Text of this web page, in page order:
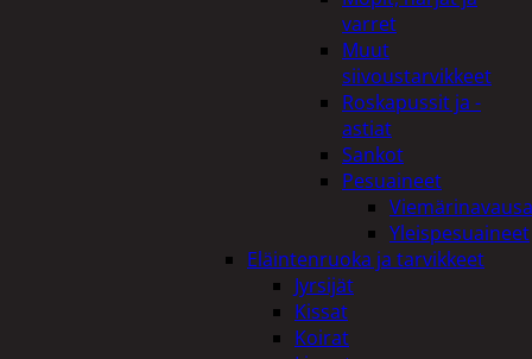
varret
Muut
siivoustarvikkeet
Roskapussit ja -
astiat
Sankot
Pesuaineet
Yleispesuaineet
Eläintenruoka ja tarvikkeet
Jyrsijät
Kissat
Koirat